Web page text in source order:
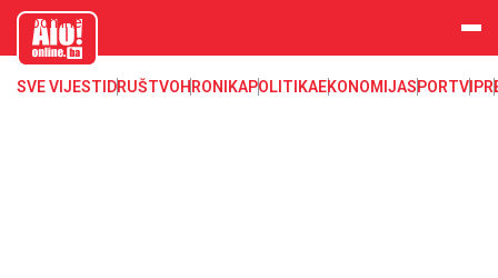
aloonline.b
SVE VIJESTI DRUŠTVOHRONIKAPOLITIKAEKONOMIJASPORTVIP